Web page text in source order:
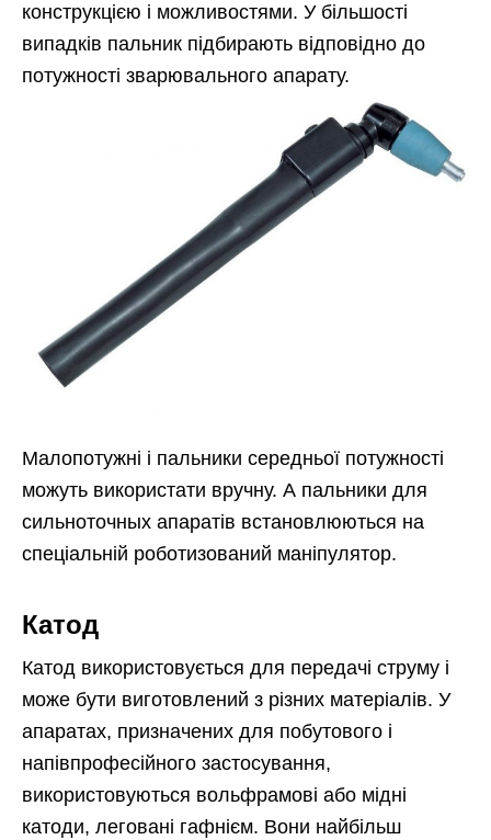
конструкцією і можливостями. У більшості
випадків пальник підбирають відповідно до
потужності зварювального апарату.
Малопотужні і пальники середньої потужності
можуть використати вручну. А пальники для
сильноточных апаратів встановлюються на
спеціальній роботизований маніпулятор.
Катод
Катод використовується для передачі струму і
може бути виготовлений з різних матеріалів. У
апаратах, призначених для побутового і
напівпрофесійного застосування,
використовуються вольфрамові або мідні
катоди, леговані гафнієм. Вони найбільш